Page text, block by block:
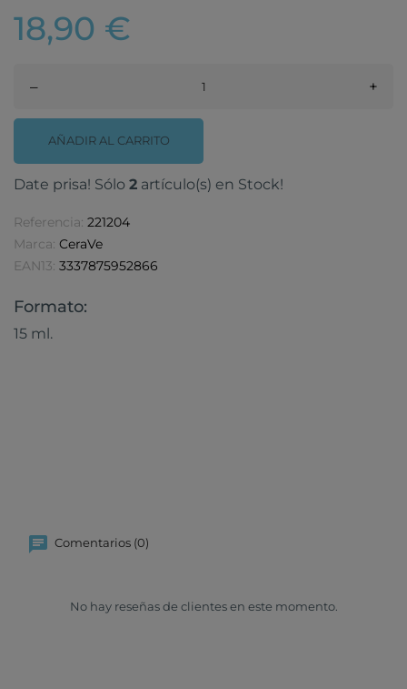
18,90 €
– +
AÑADIR AL CARRITO
Date prisa! Sólo 2 artículo(s) en Stock!
Referencia: 221204
Marca: CeraVe
EAN13: 3337875952866
Formato:
15 ml.
Comentarios (0)
No hay reseñas de clientes en este momento.